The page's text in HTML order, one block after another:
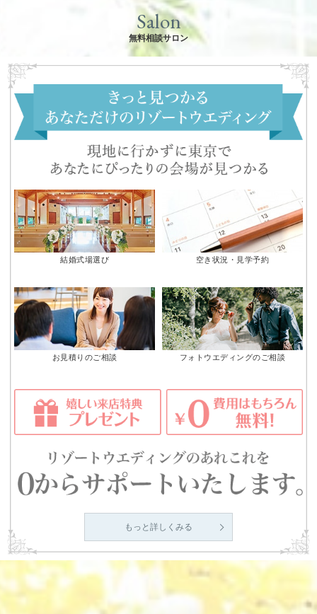
Salon
無料相談サロン
結婚式場選び 空き状況・見学予約
お見積りのご相談 フォトウエディングのご相談
もっと詳しくみる